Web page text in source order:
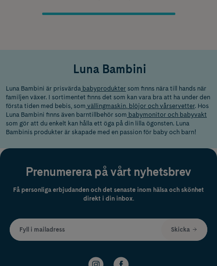
Luna Bambini
Luna Bambini är prisvärda babyprodukter som finns nära till hands när
familjen växer. I sortimentet finns det som kan vara bra att ha under den
första tiden med bebis, som vällingmaskin blöjor och vårservetter. Hos
Luna Bambini finns även barntillbehör som babymonitor och babyvakt
som gör att du enkelt kan hålla ett öga på din lilla ögonsten. Luna
Bambinis produkter är skapade med en passion för baby och barn!
Prenumerera på vårt nyhetsbrev
Få personliga erbjudanden och det senaste inom hälsa och skönhet
direkt i din inbox.
Fyll i mailadress Skicka